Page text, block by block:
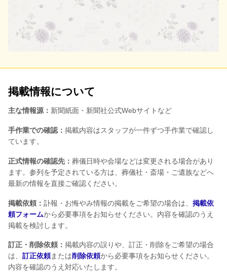
掲載情報について
主な情報源： 新聞紙面・新聞社公式Webサイトなど
手作業での確認： 掲載内容はスタッフが一件ずつ手作業で確認し
ています。
正式情報の確認先： 葬儀日時や会場などは変更される場合があり
ます。参列を予定されている方は、葬儀社・斎場・ご遺族などへ
最新の情報を直接ご確認ください。
掲載依頼： 訃報・お悔やみ情報の掲載をご希望の場合は、 掲載依
頼フォームから必要事項をお知らせください。内容を確認のうえ
掲載を検討します。
訂正・削除依頼： 掲載内容の誤りや、訂正・削除をご希望の場合
は、 訂正依頼または削除依頼から必要事項をお知らせください。
内容を確認のうえ対応いたします。